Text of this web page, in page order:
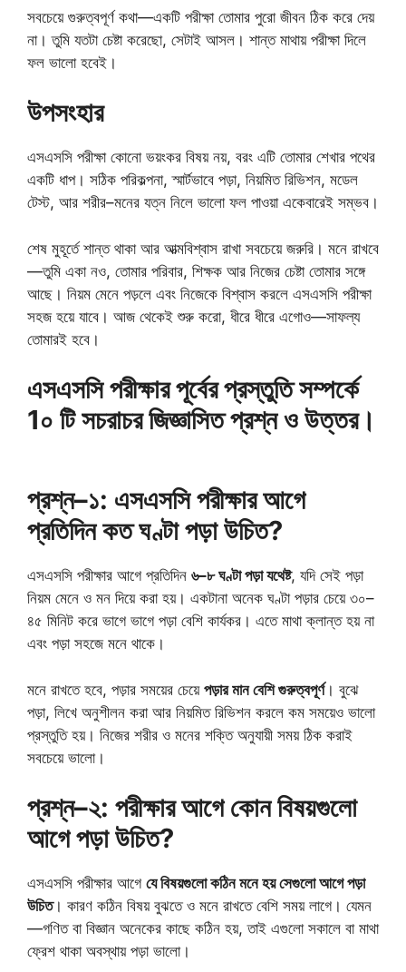
সবচেয়ে গুরুত্বপূর্ণ কথা—একটি পরীক্ষা তোমার পুরো জীবন ঠিক করে দেয়
না। তুমি যতটা চেষ্টা করেছো, সেটাই আসল। শান্ত মাথায় পরীক্ষা দিলে
ফল ভালো হবেই।
উপসংহার
এসএসসি পরীক্ষা কোনো ভয়ংকর বিষয় নয়, বরং এটি তোমার শেখার পথের
একটি ধাপ। সঠিক পরিকল্পনা, স্মার্টভাবে পড়া, নিয়মিত রিভিশন, মডেল
টেস্ট, আর শরীর–মনের যত্ন নিলে ভালো ফল পাওয়া একেবারেই সম্ভব।
শেষ মুহূর্তে শান্ত থাকা আর আত্মবিশ্বাস রাখা সবচেয়ে জরুরি। মনে রাখবে
—তুমি একা নও, তোমার পরিবার, শিক্ষক আর নিজের চেষ্টা তোমার সঙ্গে
আছে। নিয়ম মেনে পড়লে এবং নিজেকে বিশ্বাস করলে এসএসসি পরীক্ষা
সহজ হয়ে যাবে। আজ থেকেই শুরু করো, ধীরে ধীরে এগোও—সাফল্য
তোমারই হবে।
এসএসসি পরীক্ষার পূর্বের প্রস্তুতি সম্পর্কে
1০ টি সচরাচর জিজ্ঞাসিত প্রশ্ন ও উত্তর।
প্রশ্ন–১: এসএসসি পরীক্ষার আগে
প্রতিদিন কত ঘণ্টা পড়া উচিত?
এসএসসি পরীক্ষার আগে প্রতিদিন ৬–৮ ঘণ্টা পড়া যথেষ্ট, যদি সেই পড়া
নিয়ম মেনে ও মন দিয়ে করা হয়। একটানা অনেক ঘণ্টা পড়ার চেয়ে ৩০–
৪৫ মিনিট করে ভাগে ভাগে পড়া বেশি কার্যকর। এতে মাথা ক্লান্ত হয় না
এবং পড়া সহজে মনে থাকে।
মনে রাখতে হবে, পড়ার সময়ের চেয়ে পড়ার মান বেশি গুরুত্বপূর্ণ। বুঝে
পড়া, লিখে অনুশীলন করা আর নিয়মিত রিভিশন করলে কম সময়েও ভালো
প্রস্তুতি হয়। নিজের শরীর ও মনের শক্তি অনুযায়ী সময় ঠিক করাই
সবচেয়ে ভালো।
প্রশ্ন–২: পরীক্ষার আগে কোন বিষয়গুলো
আগে পড়া উচিত?
এসএসসি পরীক্ষার আগে যে বিষয়গুলো কঠিন মনে হয় সেগুলো আগে পড়া
উচিত। কারণ কঠিন বিষয় বুঝতে ও মনে রাখতে বেশি সময় লাগে। যেমন
—গণিত বা বিজ্ঞান অনেকের কাছে কঠিন হয়, তাই এগুলো সকালে বা মাথা
ফ্রেশ থাকা অবস্থায় পড়া ভালো।